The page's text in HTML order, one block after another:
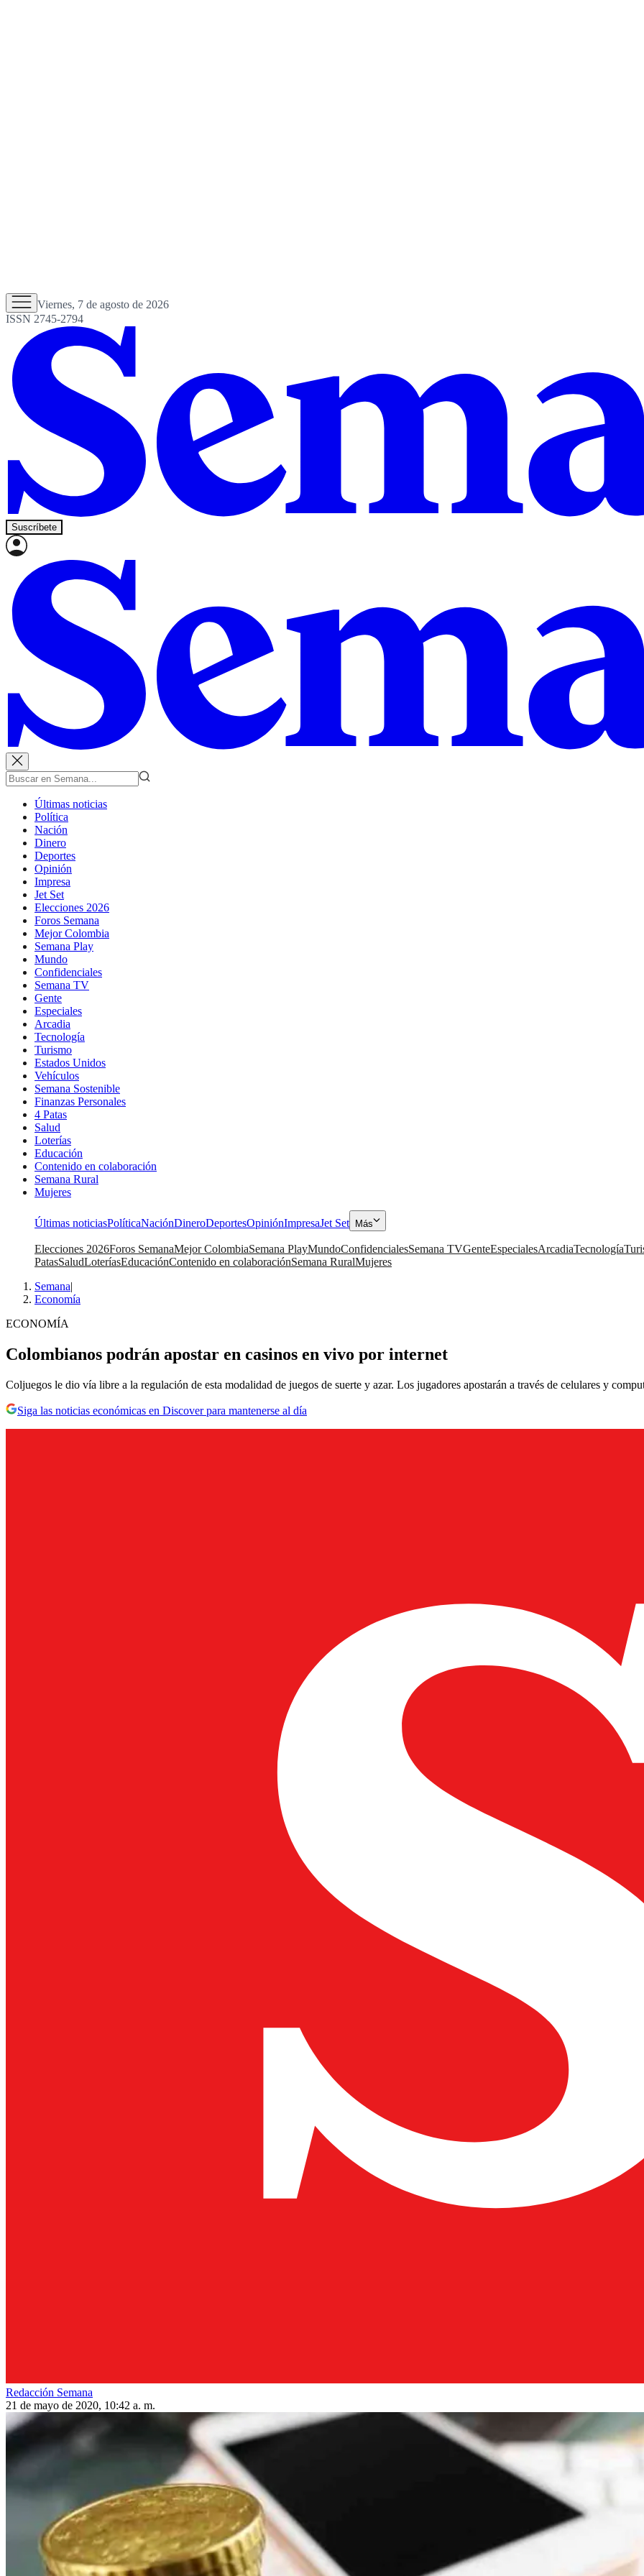
Viernes, 7 de agosto de 2026
ISSN 2745-2794
Suscríbete
Últimas noticias
Política
Nación
Dinero
Deportes
Opinión
Impresa
Jet Set
Elecciones 2026
Foros Semana
Mejor Colombia
Semana Play
Mundo
Confidenciales
Semana TV
Gente
Especiales
Arcadia
Tecnología
Turismo
Estados Unidos
Vehículos
Semana Sostenible
Finanzas Personales
4 Patas
Salud
Loterías
Educación
Contenido en colaboración
Semana Rural
Mujeres
Últimas noticiasPolíticaNaciónDineroDeportesOpiniónImpresaJet Set Más
Elecciones 2026Foros SemanaMejor ColombiaSemana PlayMundoConfidencialesSemana TVGenteEspecialesArcadiaTecnología
PatasSaludLoteríasEducaciónContenido en colaboraciónSemana RuralMujeres
Semana|
Economía
ECONOMÍA
Colombianos podrán apostar en casinos en vivo por internet
Coljuegos le dio vía libre a la regulación de esta modalidad de juegos de suerte y azar. Los jugadores apostarán a través de celulares y
Siga las noticias económicas en Discover para mantenerse al día
Redacción Semana
21 de mayo de 2020, 10:42 a. m.